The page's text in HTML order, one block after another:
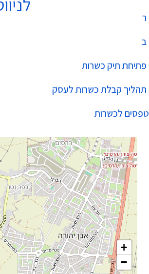
רשימת עסקים כשרים
בהידור הכשרות
פתיחת תיק כשרות
תהליך קבלת כשרות לעסק
טפסים לכשרות
+
−